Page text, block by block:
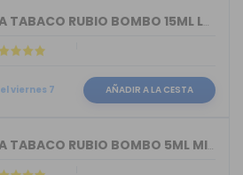
AROMA TABACO RUBIO BOMBO 15ML LONGFILL
el viernes 7 AÑADIR A LA CESTA
AROMA TABACO RUBIO BOMBO 5ML MINILONG...